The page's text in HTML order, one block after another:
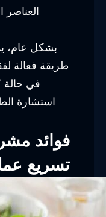
العناصر
بشكل عام،
طريقة فعالة
في
استشارة
فوائد
تسريع